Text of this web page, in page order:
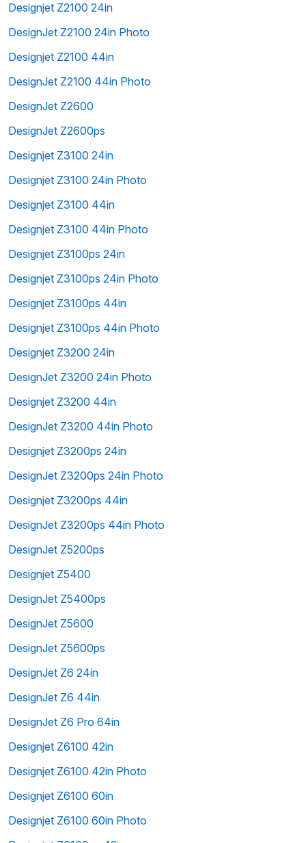
Designjet Z2100 24in
DesignJet Z2100 24in Photo
Designjet Z2100 44in
DesignJet Z2100 44in Photo
DesignJet Z2600
DesignJet Z2600ps
Designjet Z3100 24in
Designjet Z3100 24in Photo
Designjet Z3100 44in
Designjet Z3100 44in Photo
Designjet Z3100ps 24in
Designjet Z3100ps 24in Photo
Designjet Z3100ps 44in
Designjet Z3100ps 44in Photo
Designjet Z3200 24in
DesignJet Z3200 24in Photo
Designjet Z3200 44in
DesignJet Z3200 44in Photo
Designjet Z3200ps 24in
DesignJet Z3200ps 24in Photo
Designjet Z3200ps 44in
DesignJet Z3200ps 44in Photo
DesignJet Z5200ps
Designjet Z5400
DesignJet Z5400ps
DesignJet Z5600
DesignJet Z5600ps
DesignJet Z6 24in
DesignJet Z6 44in
DesignJet Z6 Pro 64in
Designjet Z6100 42in
Designjet Z6100 42in Photo
Designjet Z6100 60in
Designjet Z6100 60in Photo